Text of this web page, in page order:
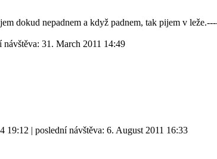
dokud nepadnem a když padnem, tak pijem v
návštěva: 31. March 2011 14:49
19:12 | poslední návštěva: 6. August 2011 16:33